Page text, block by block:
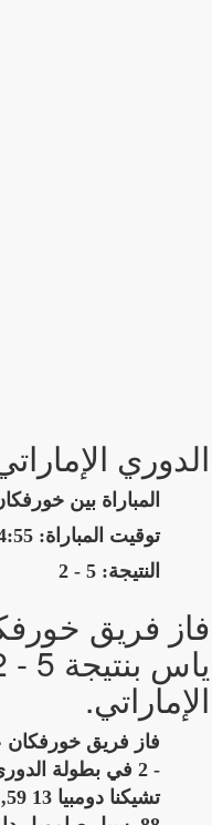
الدوري
المباراة بين
توقيت المباراة: 14:55
النتيجة: 5 - 2
فاز فريق
الإماراتي.
- 2 في بطولة